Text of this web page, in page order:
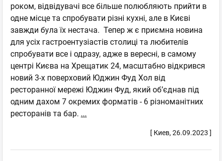
роком, відвідувачі все більше полюбляють прийти в
одне місце та спробувати різні кухні, але в Києві
завжди була їх нестача. Тепер ж є приємна новина
для усіх гастроентузіастів столиці та любителів
спробувати все і одразу, адже в вересні, в самому
центрі Києва на Хрещатик 24, масштабно відкрився
новий 3-х поверховий Юджин Фуд Хол від
ресторанної мережі Юджин Фуд, який об’єднав під
одним дахом 7 окремих форматів - 6 різноманітних
ресторанів та бар. ...
[ Киев, 26.09.2023 ]